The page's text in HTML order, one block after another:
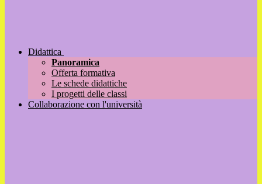
Didattica
Panoramica
Offerta formativa
Le schede didattiche
I progetti delle classi
Collaborazione con l'università